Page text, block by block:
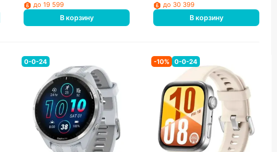
до 19 599
В корзину
до 30 399
В корзину
0-0-24 -10% 0-0-24